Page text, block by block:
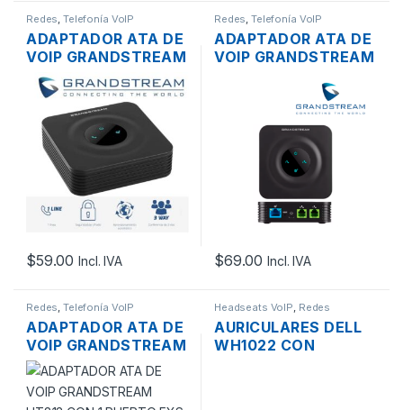
Redes,Telefonía VoIP
ADAPTADOR ATA DE
VOIP GRANDSTREAM
HT801 CON 1 PUERTO
FXS, 1 CUENTA SIP, 1
PUERTO RJ45 10/100
$59.00 Incl. IVA
Redes,Telefonía VoIP
ADAPTADOR ATA DE
VOIP GRANDSTREAM
PUERTOS FXS CON
$69.00 Incl. IVA
Redes,Telefonía VoIP
ADAPTADOR ATA DE
VOIP GRANDSTREAM
HT813 CON 1 PUERTO
FXS Y 1 PUERTO FXO
PSTN
Headseats VoIP, Redes
AURICULARES DELL
WH1022 CON